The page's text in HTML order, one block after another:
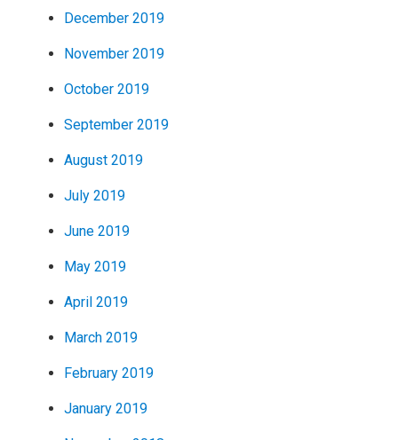
December 2019
November 2019
October 2019
September 2019
August 2019
July 2019
June 2019
May 2019
April 2019
March 2019
February 2019
January 2019